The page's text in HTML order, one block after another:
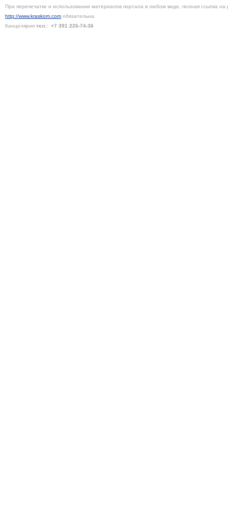
При перепечатке и использовании материалов портала в любом виде, полная ссылка на
http://www.kraskom.com обязательна.
Канцелярия тел.: +7 391 226-74-36